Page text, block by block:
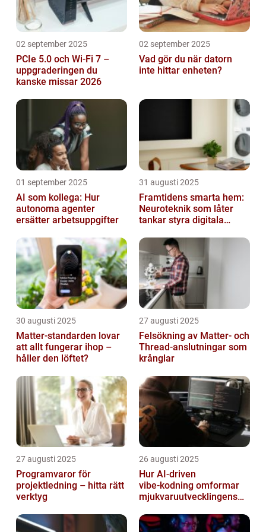
02 september 2025
PCIe 5.0 och Wi-Fi 7 –
uppgraderingen du
kanske missar 2026
02 september 2025
Vad gör du när datorn
inte hittar enheten?
01 september 2025
AI som kollega: Hur
autonoma agenter
ersätter arbetsuppgifter
31 augusti 2025
Framtidens smarta hem:
Neuroteknik som låter
tankar styra digitala
30 augusti 2025
Matter-standarden lovar
att allt fungerar ihop –
håller den löftet?
27 augusti 2025
Felsökning av Matter‑ och
Thread‑anslutningar som
krånglar
27 augusti 2025
Programvaror för
projektledning – hitta rätt
verktyg
26 augusti 2025
Hur AI‑driven
vibe‑kodning omformar
mjukvaruutvecklingens